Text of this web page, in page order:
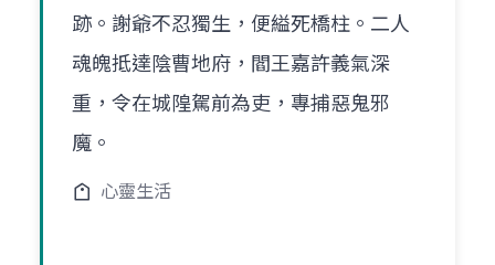
跡。謝爺不忍獨生，便縊死橋柱。二人
魂魄抵達陰曹地府，閻王嘉許義氣深
重，令在城隍駕前為吏，專捕惡鬼邪
魔。
心靈生活